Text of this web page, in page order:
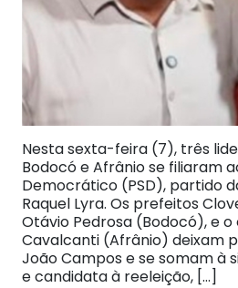
Nesta sexta-feira (7), três
Bodocó e Afrânio se filiaram
Democrático (PSD), partido
Raquel Lyra. Os prefeitos
Otávio Pedrosa (Bodocó), e
Cavalcanti (Afrânio) deixam
João Campos e se somam à
e candidata à reeleição, […]